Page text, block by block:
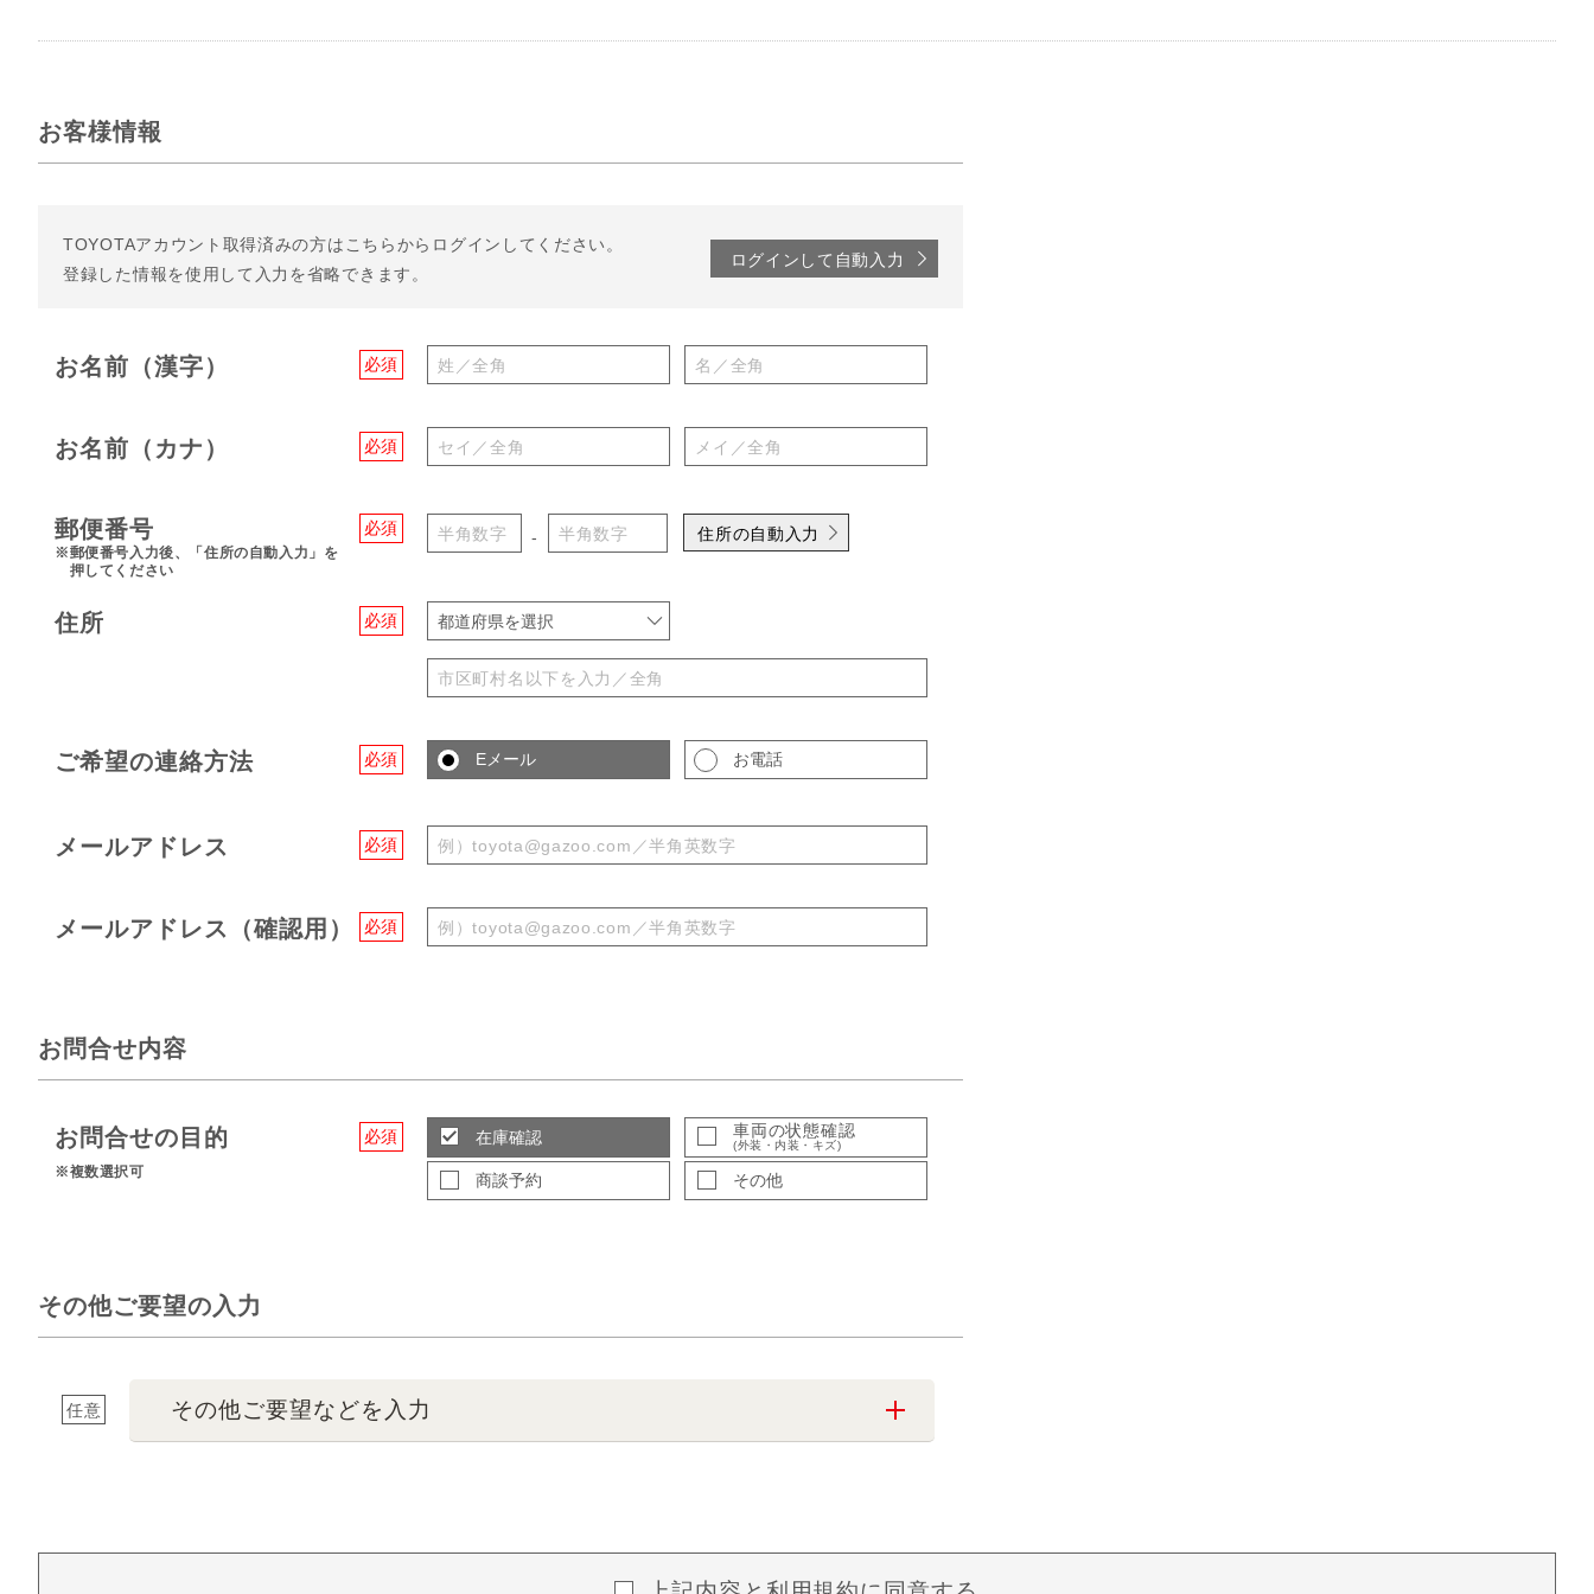
お客様情報
TOYOTAアカウント取得済みの方は こちらからログインしてください。
登録した情報を使用して入力を省略できます。
ログインして自動入力
必須
お名前（漢字）
必須
お名前（カナ）
必須
郵便番号
※郵便番号入力後、「住所の自動入力」を
押してください
- 住所の自動入力
必須
住所 都道府県を選択
必須
ご希望の連絡方法 Eメール お電話
必須
メールアドレス
必須
メールアドレス（確認用）
お問合せ内容
必須
お問合せの目的
※複数選択可
在庫確認 車両の状態確認
(外装・内装・キズ)
商談予約 その他
その他ご要望の入力
任意 その他ご要望などを入力